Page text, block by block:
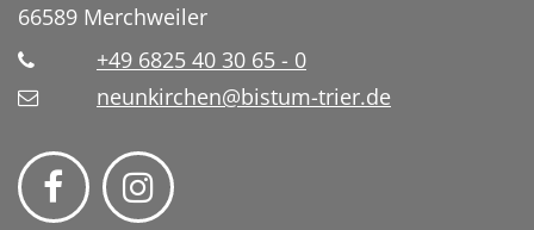
66589 Merchweiler
+49 6825 40 30 65 - 0
neunkirchen@bistum-trier.de